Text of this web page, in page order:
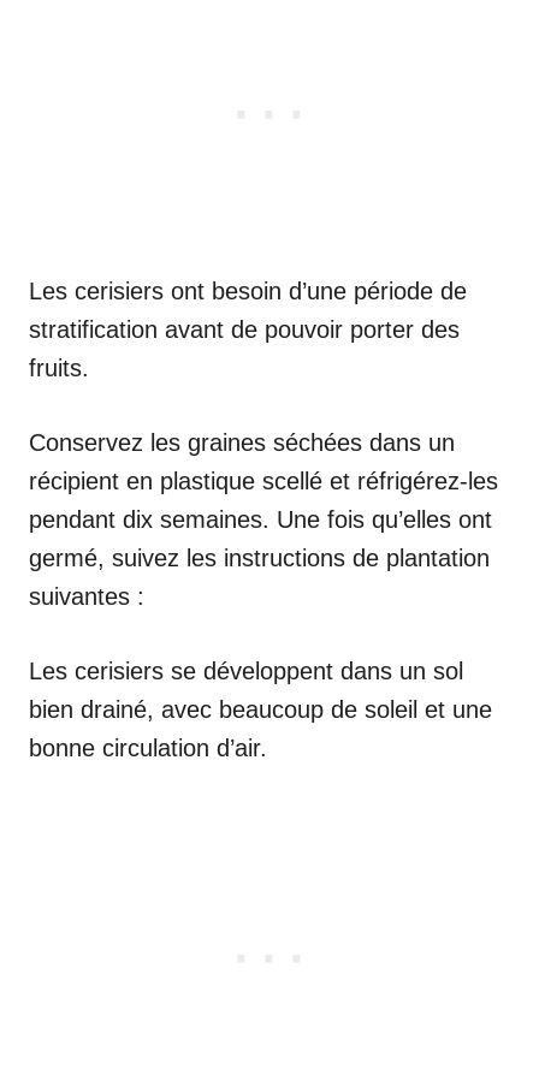
Les cerisiers ont besoin d’une période de
stratification avant de pouvoir porter des
fruits.
Conservez les graines séchées dans un
récipient en plastique scellé et réfrigérez-les
pendant dix semaines. Une fois qu’elles ont
germé, suivez les instructions de plantation
suivantes :
Les cerisiers se développent dans un sol
bien drainé, avec beaucoup de soleil et une
bonne circulation d’air.